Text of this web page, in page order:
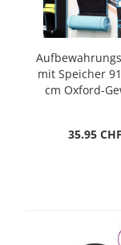
mit Speicher
cm Oxford-
35.95 CHF